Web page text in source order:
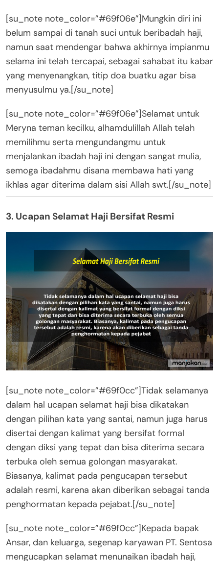
[su_note note_color=”#69f06e”]Mungkin diri ini
belum sampai di tanah suci untuk beribadah haji,
namun saat mendengar bahwa akhirnya impianmu
selama ini telah tercapai, sebagai sahabat itu kabar
yang menyenangkan, titip doa buatku agar bisa
menyusulmu ya.[/su_note]
[su_note note_color=”#69f06e”]Selamat untuk
Meryna teman kecilku, alhamdulillah Allah telah
memilihmu serta mengundangmu untuk
menjalankan ibadah haji ini dengan sangat mulia,
semoga ibadahmu disana membawa hati yang
ikhlas agar diterima dalam sisi Allah swt.[/su_note]
3. Ucapan Selamat Haji Bersifat Resmi
[su_note note_color=”#69f0cc”]Tidak selamanya
dalam hal ucapan selamat haji bisa dikatakan
dengan pilihan kata yang santai, namun juga harus
disertai dengan kalimat yang bersifat formal
dengan diksi yang tepat dan bisa diterima secara
terbuka oleh semua golongan masyarakat.
Biasanya, kalimat pada pengucapan tersebut
adalah resmi, karena akan diberikan sebagai tanda
penghormatan kepada pejabat.[/su_note]
[su_note note_color=”#69f0cc”]Kepada bapak
Ansar, dan keluarga, segenap karyawan PT. Sentosa
mengucapkan selamat menunaikan ibadah haji,